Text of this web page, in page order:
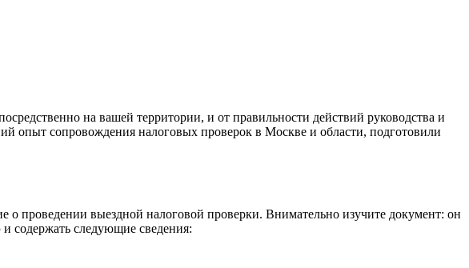
на вашей территории, и от правильности действий руководства и
опыт сопровождения налоговых проверок в Москве и области, подготовили
проведении выездной налоговой проверки. Внимательно изучите документ: он
содержать следующие сведения: